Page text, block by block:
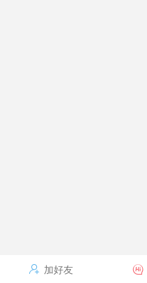
 加好友 